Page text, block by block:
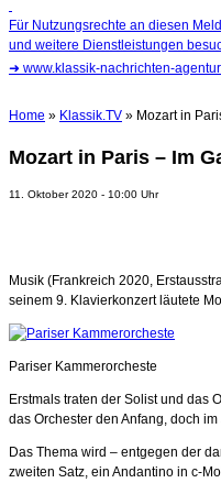
Für Nutzungsrechte an diesen
und weitere Dienstleistungen
➜ www.klassik-nachrichten-
Home » Klassik.TV » Mozart in
Mozart in Paris – Im
11. Oktober 2020 - 10:00 Uhr
Musik (Frankreich 2020,
seinem 9. Klavierkonzert läutete
Pariser Kammerorcheste
Erstmals traten der Solist und das
das Orchester den Anfang, doch
Das Thema wird – entgegen der
zweiten Satz, ein Andantino in c-